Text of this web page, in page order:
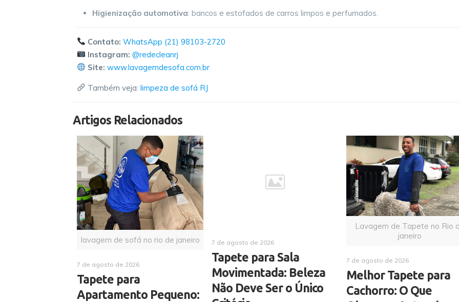
Higienização automotiva: bancos e estofados de carros limpos e perfumados.
Contato: WhatsApp (21) 98103-2720
Instagram: @redecleanrj
Site: www.lavagemdesofa.com.br
Também veja: limpeza de sofá RJ
Artigos Relacionados
lavagem de sofá no rio de janeiro
7 de agosto de 2026
Tapete para
Apartamento Pequeno:
7 de agosto de 2026
Tapete para Sala
Movimentada: Beleza
Não Deve Ser o Único
Lavagem de Tapete no Rio
janeiro
7 de agosto de 2026
Melhor Tapete para
Cachorro: O Que